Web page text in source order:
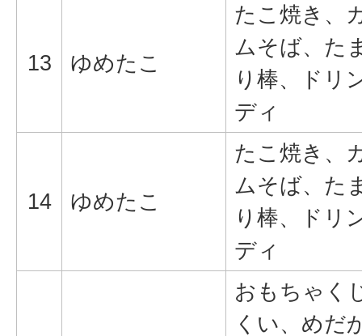
13 ゆめたこ
たこ焼き、
ムそば、た
り棒、ドリ
ディ
14 ゆめたこ
たこ焼き、
ムそば、た
り棒、ドリ
ディ
おもちゃく
くい、めだ